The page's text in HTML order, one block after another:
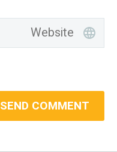
SEND COMMENT